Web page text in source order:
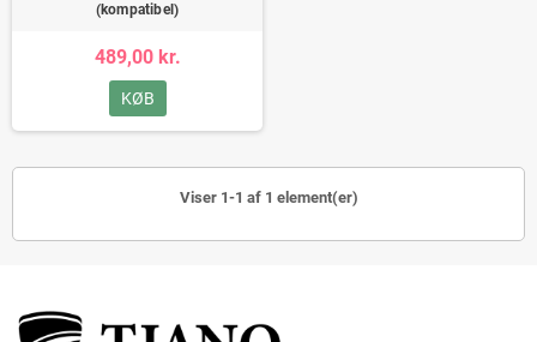
(kompatibel)
489,00 kr.
KØB
Viser 1-1 af 1 element(er)